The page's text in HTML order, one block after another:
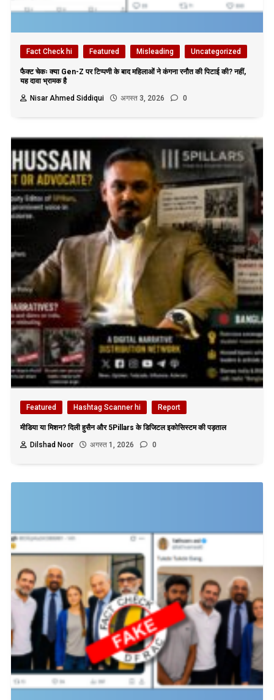
Fact Check hi Featured Misleading Uncategorized
फैक्ट चेकः क्या Gen-Z पर टिप्पणी के बाद महिलाओं ने कंगना रनौत की पिटाई की? नहीं,
यह दावा भ्रामक है
Nisar Ahmed Siddiqui
अगस्त 3, 2026 0
Featured Hashtag Scanner hi Report
मीडिया या मिशन? दिली हुसैन और 5Pillars के डिजिटल इकोसिस्टम की पड़ताल
Dilshad Noor
अगस्त 1, 2026 0